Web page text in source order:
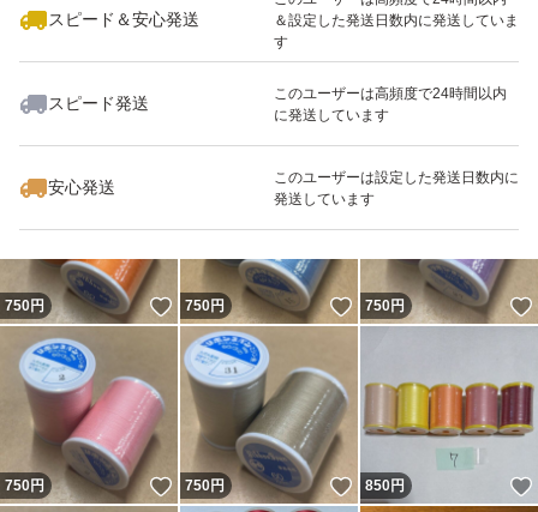
スピード＆安心発送
＆設定した発送日数内に発送していま
す
スピード発送
このユーザーは高頻度で24時間以内
に発送しています
安心発送
このユーザーは設定した発送日数内に
発送しています
いいね！
750
750円 いいね！
750円 いいね！
750円
750円 いいね！
750円 いいね！
850円